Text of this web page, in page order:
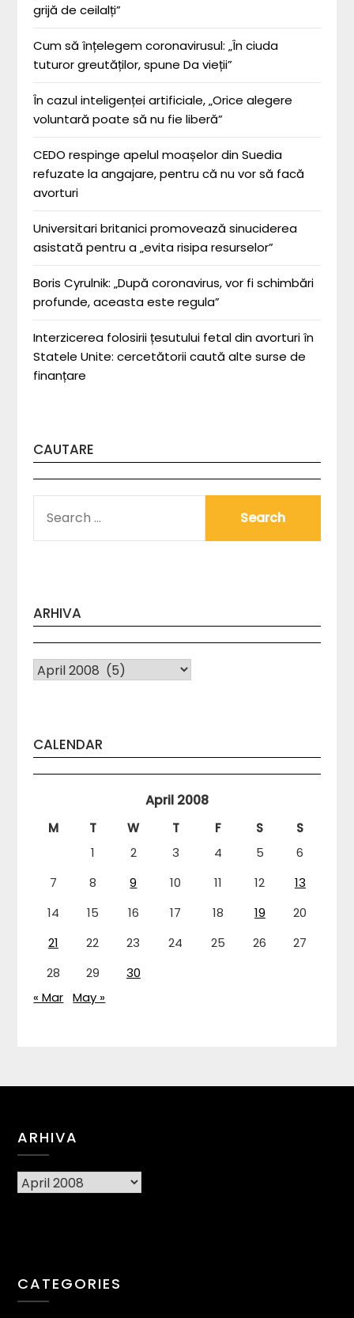
grijă de ceilalți”
Cum să înțelegem coronavirusul: „În ciuda
tuturor greutăților, spune Da vieții”
În cazul inteligenței artificiale, „Orice alegere
voluntară poate să nu fie liberă”
CEDO respinge apelul moașelor din Suedia
refuzate la angajare, pentru că nu vor să facă
avorturi
Universitari britanici promovează sinuciderea
asistată pentru a „evita risipa resurselor”
Boris Cyrulnik: „După coronavirus, vor fi schimbări
profunde, aceasta este regula”
Interzicerea folosirii țesutului fetal din avorturi în
Statele Unite: cercetătorii caută alte surse de
finanțare
CAUTARE
FOR:
ARHIVA
Arhiva
CALENDAR
April 2008
M T W T F S
S
1
2 3 4 5
6
7
8 9 10 11 12
13
14
15 16 17 18 19
20
21
22 23 24 25 26
27
28
29
30
« Mar May »
ARHIVA
Arhiva
CATEGORIES